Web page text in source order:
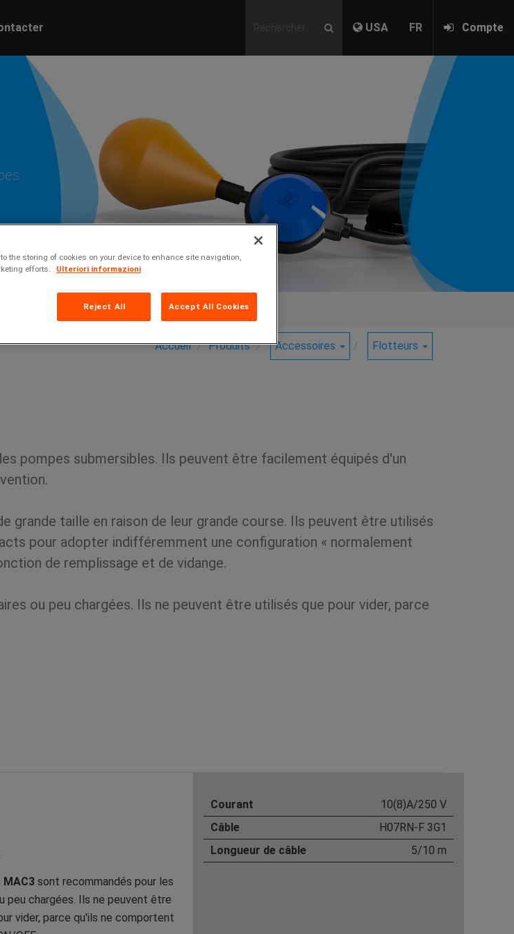
USA FR Compte
Accueil Produits Accessoires Flotteurs
pompes submersibles. Ils peuvent être facilement équipés d'un
grande taille en raison de leur grande course. Ils peuvent être utilisés
pour adopter indifféremment une configuration « normalement
de remplissage et de vidange.
ou peu chargées. Ils ne peuvent être utilisés que pour vider, parce
sont recommandés pour les
peu chargées. Ils ne peuvent être
vider, parce qu'ils ne comportent
Courant
10(8)A/250 V
Câble
H07RN-F 3G1
Longueur de câble
5/10 m
to the storing of cookies on your device to enhance site navigation,
efforts.
Ulteriori informazioni
Reject All Accept All Cookies